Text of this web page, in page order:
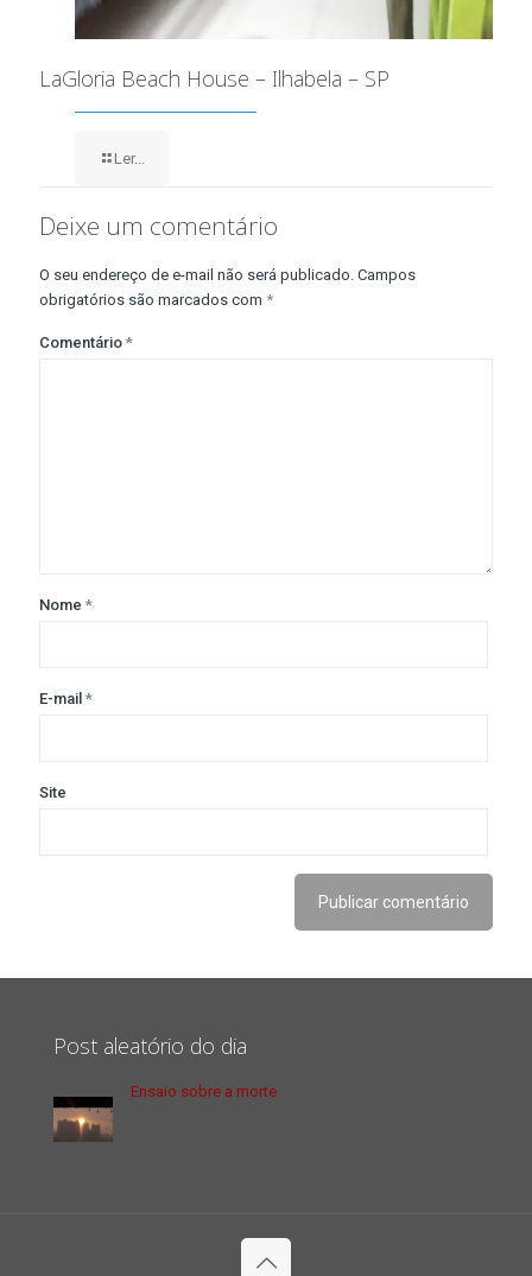
LaGloria Beach House – Ilhabela – SP
Ler...
Deixe um comentário
O seu endereço de e-mail não será publicado. Campos
obrigatórios são marcados com *
Comentário *
Nome *
E-mail *
Site
Post aleatório do dia
Ensaio sobre a morte